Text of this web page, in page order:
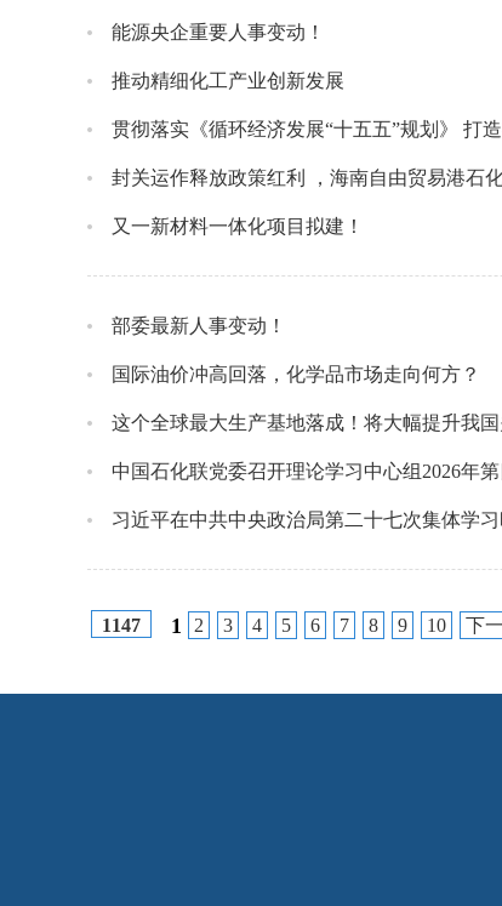
能源央企重要人事变动！
推动精细化工产业创新发展
贯彻落实《循环经济发展“十五五”规划》 打
封关运作释放政策红利 ，海南自由贸易港石
又一新材料一体化项目拟建！
部委最新人事变动！
国际油价冲高回落，化学品市场走向何方？
这个全球最大生产基地落成！将大幅提升我
中国石化联党委召开理论学习中心组2026年
习近平在中共中央政治局第二十七次集体学
1147 1 2 3 4 5 6 7 8 9 10 下